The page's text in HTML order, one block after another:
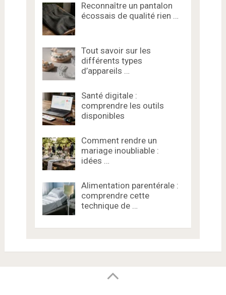
Reconnaître un pantalon
écossais de qualité rien …
Tout savoir sur les
différents types
d’appareils …
Santé digitale :
comprendre les outils
disponibles
Comment rendre un
mariage inoubliable :
idées …
Alimentation parentérale :
comprendre cette
technique de …